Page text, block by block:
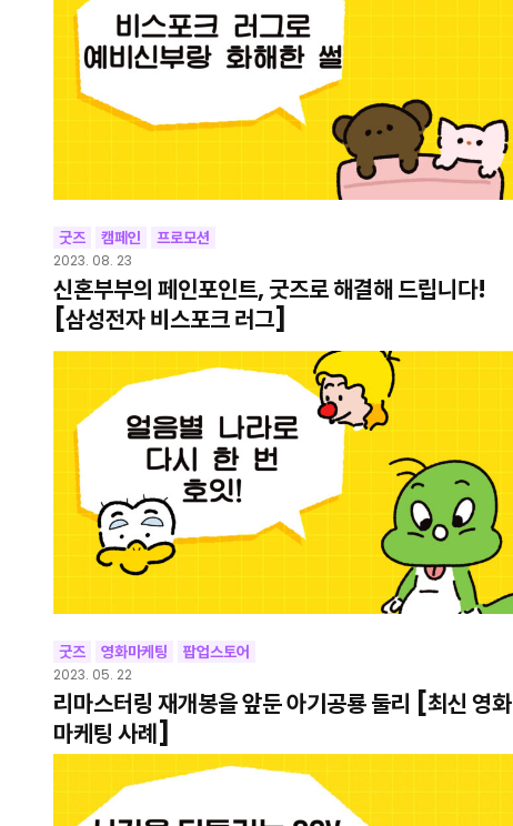
굿즈 캠페인 프로모션
2023. 08. 23
신혼부부의 페인포인트, 굿즈로 해결해 드립니다!
[삼성전자 비스포크 러그]
굿즈 영화마케팅 팝업스토어
2023. 05. 22
리마스터링 재개봉을 앞둔 아기공룡 둘리 [최신 영화
마케팅 사례]